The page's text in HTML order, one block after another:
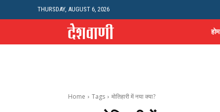
THURSDAY, AUGUST 6, 2026
होम
Home Tags मोतिहारी में नया क्या?